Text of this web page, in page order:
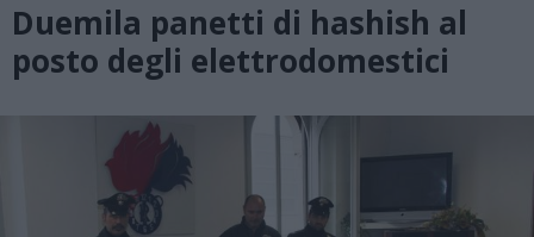
Duemila panetti di hashish al
posto degli elettrodomestici